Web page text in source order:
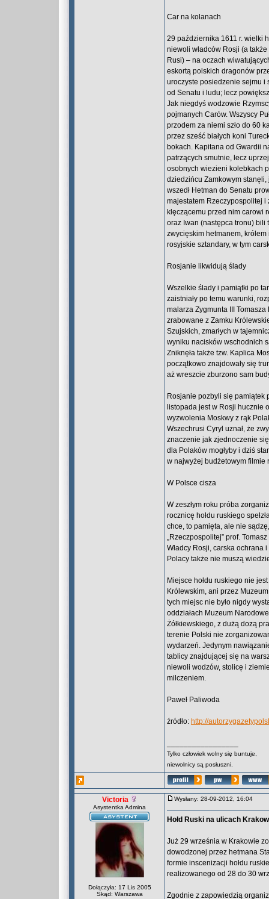
Car na kolanach
29 października 1611 r. wielki
niewoli władców Rosji (a
Rusi) – na oczach
eskortą polskich dragonów
uroczyste posiedzenie sejmu i
od Senatu i ludu; lecz
Jak niegdyś wodzowie
pojmanych Carów. Wszyscy
przodem za niemi szło do 60
przez sześć białych koni
bokach. Kapitana od Gwardii
patrzących smutnie, lecz
osobnych wiezieni kolebkach
dziedzińcu Zamkowym
wszedł Hetman do Senatu
majestatem Rzeczypospolitej i
klęczącemu przed nim carowi
oraz Iwan (następca tronu) bili
zwycięskim hetmanem,
rosyjskie sztandary, w tym
Rosjanie likwidują ślady
Wszelkie ślady i pamiątki po
zaistniały po temu warunki,
malarza Zygmunta III
zrabowane z Zamku
Szujskich, zmarłych w
wyniku nacisków wschodnich
Zniknęła także tzw. Kaplica
początkowo znajdowały się
aż wreszcie zburzono sam
Rosjanie pozbyli się pamiątek
listopada jest w Rosji hucznie
wyzwolenia Moskwy z rąk
Wszechrusi Cyryl uznał, że
znaczenie jak zjednoczenie
dla Polaków mogłyby i dziś
w najwyżej budżetowym filmie
W Polsce cisza
W zeszłym roku próba
rocznicę hołdu ruskiego
chce, to pamięta, ale nie
„Rzeczpospolitej” prof.
Władcy Rosji, carska ochrana
Polacy także nie muszą
Miejsce hołdu ruskiego nie
Królewskim, ani przez
tych miejsc nie było nigdy
oddziałach Muzeum
Żółkiewskiego, z dużą dozą
terenie Polski nie
wydarzeń. Jedynym
tablicy znajdującej się na
niewoli wodzów, stolicę i
milczeniem.
Paweł Paliwoda
źródło: http://
Tylko człowiek wolny się buntuje,
niewolnicy są posłuszni.
Victoria
Asystentka Admina
Dołączyła: 17 Lis 2005
Skąd: Warszawa
Wysłany: 28-09-2012, 16:04
Hołd Ruski na ulicach
Już 29 września w Krakowie
dowodzonej przez hetmana
formie inscenizacji hołdu
realizowanego od 28 do 30
Zgodnie z zapowiedzią